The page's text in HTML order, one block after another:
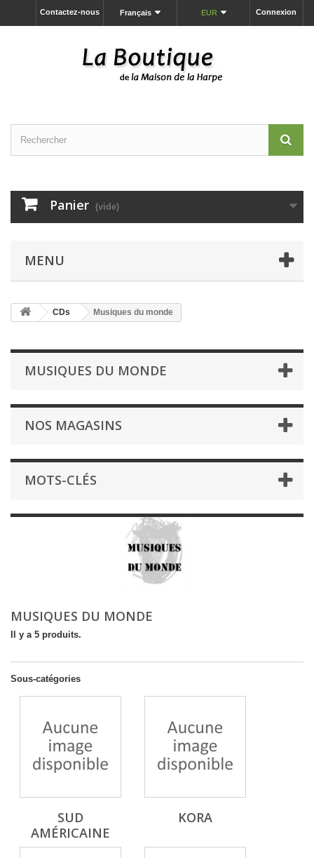
Connexion
EUR
Français
Contactez-nous
Panier (vide)
MENU
CDs Musiques du monde
MUSIQUES DU MONDE
NOS MAGASINS
MOTS-CLÉS
MUSIQUES DU MONDE
Il y a 5 produits.
Sous-catégories
SUD
AMÉRICAINE
KORA